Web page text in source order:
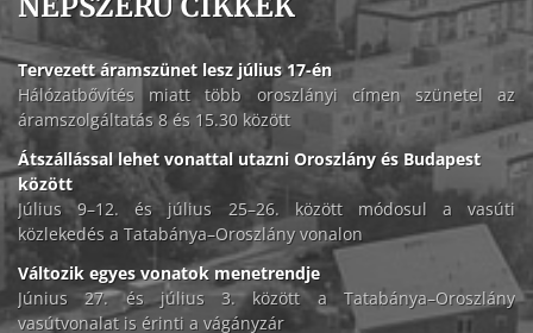
Tervezett áramszünet lesz július 17-én
Hálózatbővítés miatt több oroszlányi címen szünetel az
áramszolgáltatás 8 és 15.30 között
Átszállással lehet vonattal utazni Oroszlány és Budapest
között
Július 9–12. és július 25–26. között módosul a vasúti
közlekedés a Tatabánya–Oroszlány vonalon
Változik egyes vonatok menetrendje
Június 27. és július 3. között a Tatabánya–Oroszlány
vasútvonalat is érinti a vágányzár